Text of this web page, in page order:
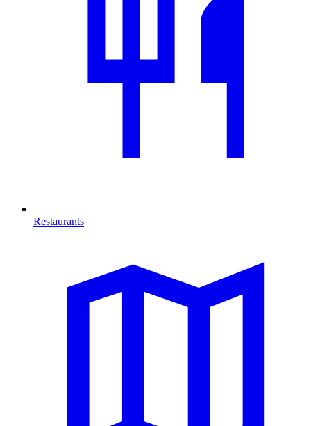
Restaurants